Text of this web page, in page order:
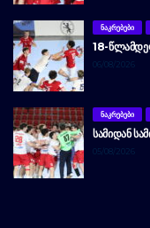
ᲜᲐᲙᲠᲔᲑᲔᲑᲘ
18-
06/08/2026
ᲜᲐᲙᲠᲔᲑᲔᲑᲘ
ᲡᲐᲛᲘᲓᲐᲜ
05/08/2026